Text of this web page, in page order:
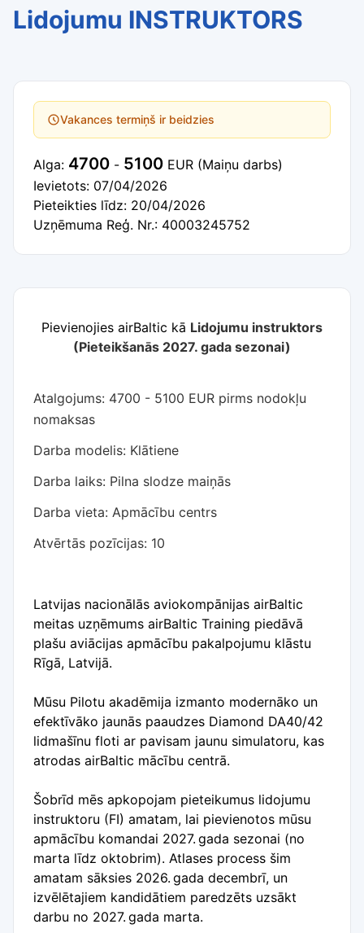
Lidojumu INSTRUKTORS
Pievienojies airBaltic kā Lidojumu instruktors
(Pieteikšanās 2027. gada sezonai)
Atalgojums: 4700 - 5100 EUR pirms nodokļu
nomaksas
Darba modelis: Klātiene
Darba laiks: Pilna slodze maiņās
Darba vieta: Apmācību centrs
Atvērtās pozīcijas: 10
Latvijas nacionālās aviokompānijas airBaltic
meitas uzņēmums airBaltic Training piedāvā
plašu aviācijas apmācību pakalpojumu klāstu
Rīgā, Latvijā.
Mūsu Pilotu akadēmija izmanto modernāko un
efektīvāko jaunās paaudzes Diamond DA40/42
lidmašīnu floti ar pavisam jaunu simulatoru, kas
atrodas airBaltic mācību centrā.
Šobrīd mēs apkopojam pieteikumus lidojumu
instruktoru (FI) amatam, lai pievienotos mūsu
apmācību komandai 2027. gada sezonai (no
marta līdz oktobrim). Atlases process šim
amatam sāksies 2026. gada decembrī, un
izvēlētajiem kandidātiem paredzēts uzsākt
darbu no 2027. gada marta.
Vakances termiņš ir beidzies
Alga: 4700 - 5100 EUR (Maiņu darbs)
Ievietots: 07/04/2026
Pieteikties līdz: 20/04/2026
Uzņēmuma Reģ. Nr.: 40003245752